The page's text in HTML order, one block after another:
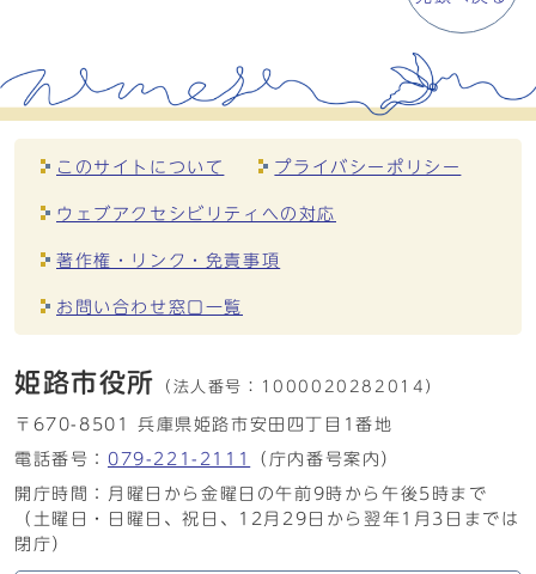
このサイトについて プライバシーポリシー
ウェブアクセシビリティへの対応
著作権・リンク・免責事項
お問い合わせ窓口一覧
姫路市役所 （法人番号： 1000020282014）
〒670-8501 兵庫県姫路市安田四丁目1番地
電話番号： 079-221-2111
（庁内番号案内）
開庁時間：月曜日から金曜日の午前9時から午後5時まで
（土曜日・日曜日、祝日、12月29日から翌年1月3日までは
閉庁）